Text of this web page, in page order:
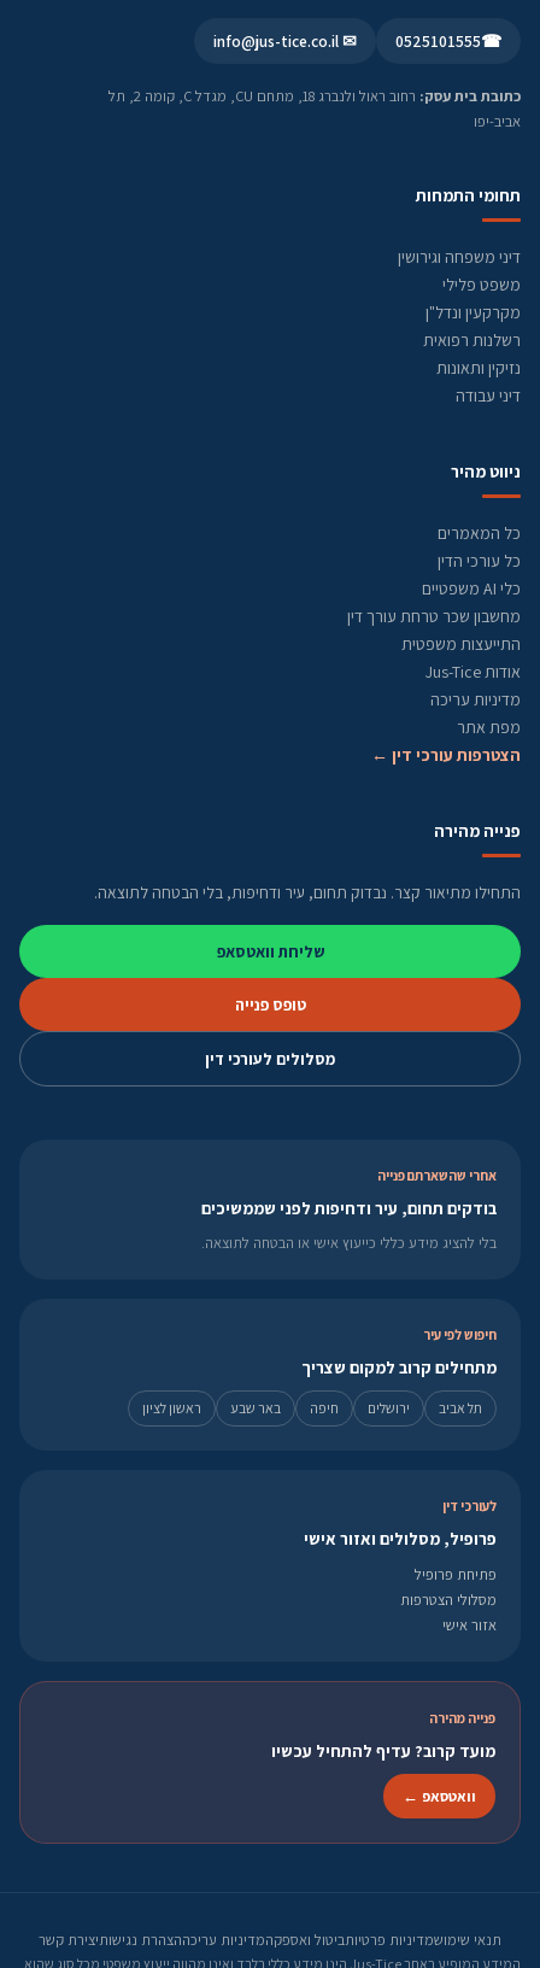
☎
0525101555
✉ info@jus-tice.co.il
כתובת בית עסק:
רחוב ראול ולנברג 18, מתחם CU, מגדל C, קומה 2, תל
אביב-יפו
תחומי התמחות
דיני משפחה וגירושין
משפט פלילי
מקרקעין ונדל"ן
רשלנות רפואית
נזיקין ותאונות
דיני עבודה
ניווט מהיר
כל המאמרים
כל עורכי הדין
כלי AI משפטיים
מחשבון שכר טרחת עורך דין
התייעצות משפטית
אודות Jus-Tice
מדיניות עריכה
מפת אתר
הצטרפות עורכי דין ←
פנייה מהירה
התחילו מתיאור קצר. נבדוק תחום, עיר ודחיפות, בלי הבטחה לתוצאה.
שליחת וואטסאפ
טופס פנייה
מסלולים לעורכי דין
אחרי שהשארתם פנייה
בודקים תחום, עיר ודחיפות לפני שממשיכים
בלי להציג מידע כללי כייעוץ אישי או הבטחה לתוצאה.
חיפוש לפי עיר
מתחילים קרוב למקום שצריך
תל אביב ירושלים חיפה באר שבע ראשון לציון
לעורכי דין
פרופיל, מסלולים ואזור אישי
פתיחת פרופיל
מסלולי הצטרפות
אזור אישי
פנייה מהירה
מועד קרוב? עדיף להתחיל עכשיו
וואטסאפ ←
תנאי שימושמדיניות פרטיותביטול ואספקהמדיניות עריכההצהרת נגישותיצירת קשר
המידע המופיע באתר Jus-Tice הינו מידע כללי בלבד ואינו מהווה ייעוץ משפטי מכל סוג שהוא.